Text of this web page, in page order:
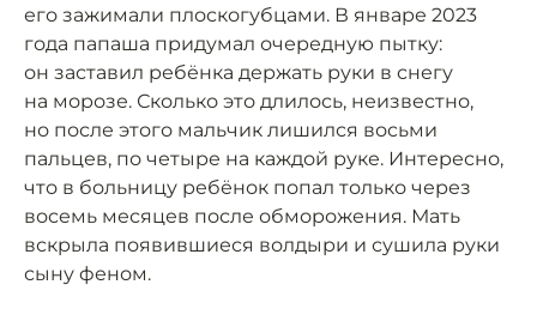
его зажимали плоскогубцами. В январе 2023
года папаша придумал очередную пытку:
он заставил ребёнка держать руки в снегу
на морозе. Сколько это длилось, неизвестно,
но после этого мальчик лишился восьми
пальцев, по четыре на каждой руке. Интересно,
что в больницу ребёнок попал только через
восемь месяцев после обморожения. Мать
вскрыла появившиеся волдыри и сушила руки
сыну феном.